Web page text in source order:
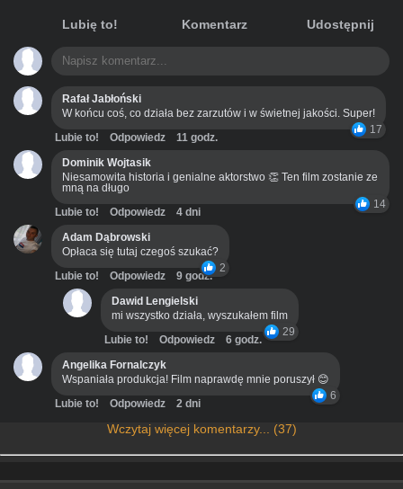
Lubię to! Komentarz Udostępnij
Rafał Jabłoński
W końcu coś, co działa bez zarzutów i w świetnej jakości. Super!
17
Lubie to! Odpowiedz
11 godz.
Dominik Wojtasik
Niesamowita historia i genialne aktorstwo 👏 Ten film zostanie ze
mną na długo
14
Lubie to! Odpowiedz
4 dni
Adam Dąbrowski
Opłaca się tutaj czegoś szukać?
2
Lubie to! Odpowiedz
9 godz.
Dawid Lengielski
mi wszystko działa, wyszukałem film
29
Lubie to! Odpowiedz
6 godz.
Angelika Fornalczyk
Wspaniała produkcja! Film naprawdę mnie poruszył 😊
6
Lubie to! Odpowiedz 2 dni
Wczytaj więcej komentarzy... (37)